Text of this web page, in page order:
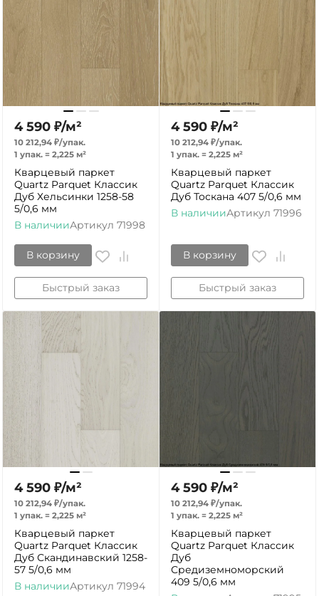
4 590 ₽/м²
10 212,94 ₽/упак.
1 упак. = 2,225 м²
Кварцевый паркет
Quartz Parquet Классик
Дуб Хельсинки 1258-58
5/0,6 мм
В наличииАртикул 71998
В корзину
Быстрый заказ
4 590 ₽/м²
10 212,94 ₽/упак.
1 упак. = 2,225 м²
Кварцевый паркет
Quartz Parquet Классик
Дуб Тоскана 407 5/0,6 мм
В наличииАртикул 71996
В корзину
Быстрый заказ
4 590 ₽/м²
10 212,94 ₽/упак.
1 упак. = 2,225 м²
Кварцевый паркет
Quartz Parquet Классик
Дуб Скандинавский 1258-
57 5/0,6 мм
В наличииАртикул 71994
4 590 ₽/м²
10 212,94 ₽/упак.
1 упак. = 2,225 м²
Кварцевый паркет
Quartz Parquet Классик
Дуб
Средиземноморский
409 5/0,6 мм